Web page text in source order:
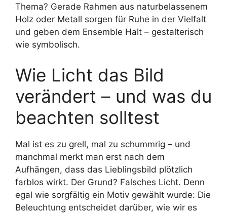
Thema? Gerade Rahmen aus naturbelassenem
Holz oder Metall sorgen für Ruhe in der Vielfalt
und geben dem Ensemble Halt – gestalterisch
wie symbolisch.
Wie Licht das Bild
verändert – und was du
beachten solltest
Mal ist es zu grell, mal zu schummrig – und
manchmal merkt man erst nach dem
Aufhängen, dass das Lieblingsbild plötzlich
farblos wirkt. Der Grund? Falsches Licht. Denn
egal wie sorgfältig ein Motiv gewählt wurde: Die
Beleuchtung entscheidet darüber, wie wir es